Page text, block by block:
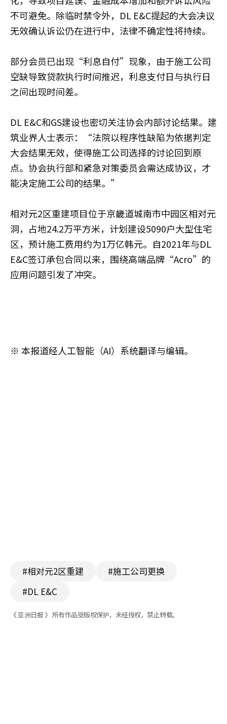
不可避免。除临时禁令外，DL E&C提起的大会决议
无效确认诉讼仍在进行中，法律不确定性将持续。
部分会员已出现“利息自付”现象，由于施工公司
空缺导致贷款执行时间推迟，利息支付日与执行日
之间出现时间差。
DL E&C和GS建设也密切关注协会内部讨论结果。建
筑业界人士表示：“法院以程序性缺陷为依据判定
大会结果无效，使得施工公司选择的讨论回到原
点。协会执行部和紧急对策委员会需达成协议，才
能决定施工公司的结果。”
相对元2区重建项目位于京畿道城南市中园区相对元
洞，占地24.2万平方米，计划建设5090户大型住宅
区，预计施工费用约为1万亿韩元。自2021年与DL
E&C签订承包合同以来，围绕高端品牌“Acro”的
应用问题引发了冲突。
※ 本报道经人工智能（AI）系统翻译与编辑。
#相对元2区重建
#施工公司更换
#DL E&C
《 亚洲日报 》 所有作品受版权保护，未经授权，禁止转载。